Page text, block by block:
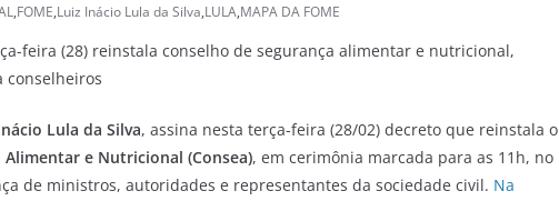
,FOME,Luiz Inácio Lula da Silva,LULA,MAPA DA FOME
feira (28) reinstala conselho de segurança alimentar e nutricional,
conselheiros
Lula da Silva, assina nesta terça-feira (28/02) decreto que reinstala o
e Nutricional (Consea), em cerimônia marcada para as 11h, no
de ministros, autoridades e representantes da sociedade civil. Na